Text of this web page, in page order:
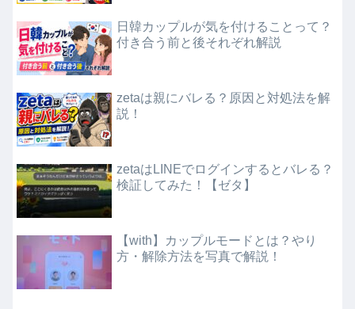
日韓カップルが気を付けることって？
付き合う前と後それぞれ解説
zetaは親にバレる？原因と対処法を解
説！
zetaはLINEでログインするとバレる？
検証してみた！【ゼタ】
【with】カップルモードとは？やり
方・解除方法を写真で解説！